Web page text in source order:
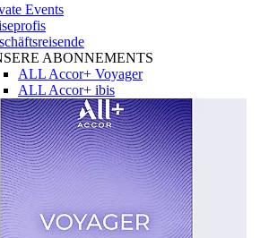
Events
ABONNEMENTS
ALL Accor+ Voyager
ALL Accor+ ibis